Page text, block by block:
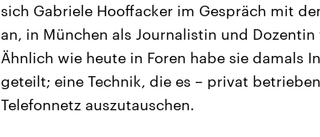
sich Gabriele Hooffacker im Gespräch mit
an, in München als Journalistin und
Ähnlich wie heute in Foren habe sie damals
geteilt; eine Technik, die es – privat
Telefonnetz auszutauschen.